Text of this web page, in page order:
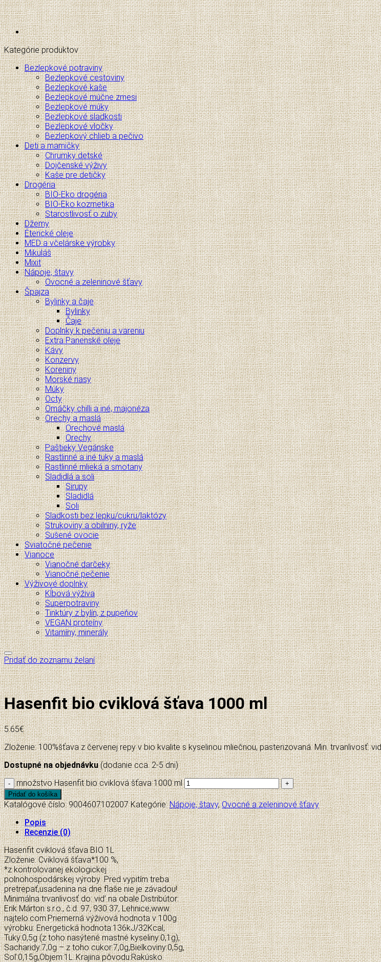
Kategórie produktov
Bezlepkové potraviny
Bezlepkové cestoviny
Bezlepkové kaše
Bezlepkové múčne zmesi
Bezlepkové múky
Bezlepkové sladkosti
Bezlepkové vločky
Bezlepkový chlieb a pečivo
Deti a mamičky
Chrumky detské
Dojčenské výživy
Kaše pre detičky
Drogéria
BIO-Eko drogéria
BIO-Eko kozmetika
Starostlivosť o zuby
Džemy
Éterické oleje
MED a včelárske výrobky
Mikuláš
Mixit
Nápoje, štavy
Ovocné a zeleninové šťavy
Špajza
Bylinky a čaje
Bylinky
Čaje
Doplnky k pečeniu a vareniu
Extra Panenské oleje
Kávy
Konzervy
Koreniny
Morské riasy
Múky
Octy
Omáčky chilli a iné, majonéza
Orechy a maslá
Orechové maslá
Orechy
Paštieky Vegánske
Rastlinné a iné tuky a maslá
Rastlinné mlieká a smotany
Sladidlá a soli
Sirupy
Sladidlá
Soli
Sladkosti bez lepku/cukru/laktózy
Strukoviny a obilniny, ryže
Sušené ovocie
Sviatočné pečenie
Vianoce
Vianočné darčeky
Vianočné pečenie
Výživové doplnky
Kĺbová výživa
Superpotraviny
Tinktúry z bylín, z pupeňov
VEGAN proteíny
Vitamíny, minerály
Pridať do zoznamu želaní
Hasenfit bio cviklová šťava 1000 ml
5.65€
Zloženie: 100%šťava z červenej repy v bio kvalite s kyselinou mliečnou, pasterizovaná. Min. trvanlivosť:
Dostupné na objednávku(dodanie cca. 2-5 dni)
množstvo Hasenfit bio cviklová šťava 1000 ml
Pridať do košíka
Katalógové číslo:9004607102007 Kategórie:Nápoje, štavy,Ovocné a zeleninové šťavy
Popis
Recenzie (0)
Hasenfit cviklová šťava BIO 1L
Zloženie: Cviklová šťava*100 %,
*z kontrolovanej ekologickej
polnohospodárskej výroby .Pred vypitím treba
pretrepať,usadenina na dne flaše nie je závadou!
Minimálna trvanlivosť do: vid’ na obale.Distribútor:
Erik Márton s.r.o., č.d. 97, 930 37, Lehnice,www.
najtelo.com.Priemerná výživová hodnota v 100g
výrobku: Energetická hodnota:136kJ/32Kcal,
Tuky:0,5g (z toho nasýtené mastné kyseliny:0,1g),
Sacharidy:7,0g – z toho cukor:7,0g,Bielkoviny:0,5g,
Soľ:0,15g,Objem:1L..Krajina pôvodu:Rakúsko.